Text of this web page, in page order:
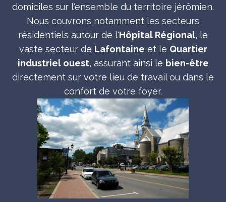
domiciles sur l'ensemble du territoire jérômien.
Nous couvrons notamment les secteurs
résidentiels autour de l'Hôpital Régional, le
vaste secteur de Lafontaine et le Quartier
industriel ouest, assurant ainsi le bien-être
directement sur votre lieu de travail ou dans le
confort de votre foyer.